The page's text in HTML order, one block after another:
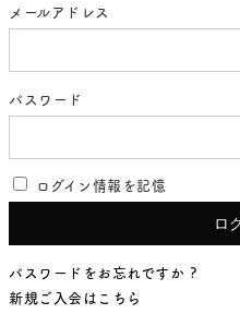
メールアドレス
パスワード
ログイン情報を記憶
パスワードをお忘れですか ?
新規ご入会はこちら